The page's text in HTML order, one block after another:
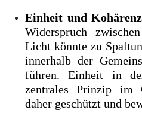
Einheit und
Widerspruch
Licht könnte zu
innerhalb der
führen. Einheit in
zentrales Prinzip im
daher geschützt und